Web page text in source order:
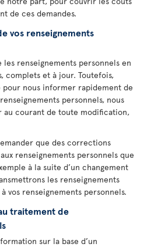
de ces demandes.
vos renseignements
renseignements personnels en
complets et à jour. Toutefois,
pour nous informer rapidement de
personnels, nous
au courant de toute modification,
que des corrections
renseignements personnels que
à la suite d’un changement
les renseignements
vos renseignements personnels.
traitement de
sur la base d’un